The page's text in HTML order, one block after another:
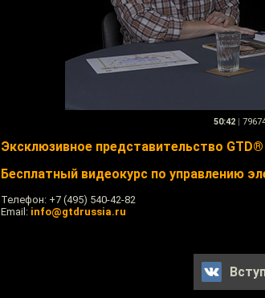
50:42 |
Эксклюзивное представительство
Бесплатный видеокурс по управлению
Телефон: +7 (495) 540-42-82
Email: info@gtdrussia.ru